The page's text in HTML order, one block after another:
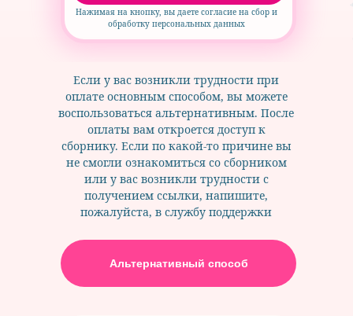
Нажимая на кнопку, вы даете согласие на сбор и
обработку персональных данных
Альтернативный способ
Если у вас возникли трудности при
оплате основным способом, вы можете
воспользоваться альтернативным. После
оплаты вам откроется доступ к
сборнику. Если по какой-то причине вы
не смогли ознакомиться со сборником
или у вас возникли трудности с
получением ссылки, напишите,
пожалуйста, в службу поддержки